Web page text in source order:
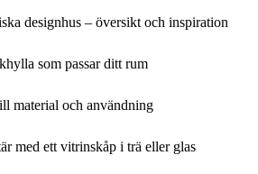
designhus – översikt och inspiration
som passar ditt rum
material och användning
med ett vitrinskåp i trä eller glas